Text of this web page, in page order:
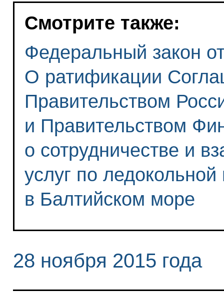
Смотрите также:
Федеральный закон
О ратификации
Правительством
и Правительством
о сотрудничестве и
услуг по
в Балтийском море
28 ноября 2015 года